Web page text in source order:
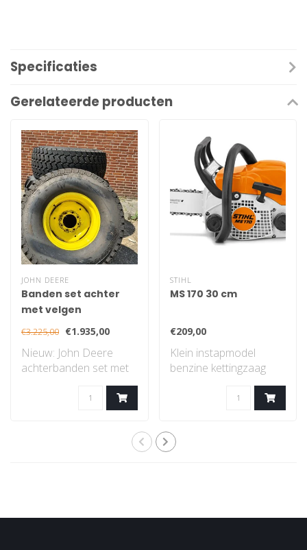
Specificaties
Gerelateerde producten
JOHN DEERE
Banden set achter
met velgen
€3.225,00 €1.935,00
Nieuw: John Deere
achterbanden set met
velgen, gazon profiel..
STIHL
MS 170 30 cm
€209,00
Klein instapmodel
benzine kettingzaag
met STIHL 2-MIX-